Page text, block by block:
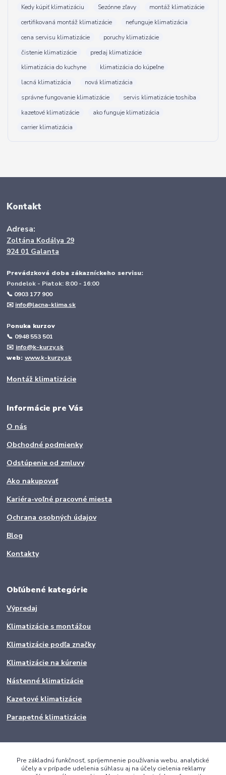
Kedy kúpiť klimatizáciu
Sezónne zľavy
montáž klimatizácie
certifikovaná montáž klimatizácie
nefunguje klimatizácia
cena servisu klimatizácie
poruchy klimatizácie
čistenie klimatizácie
predaj klimatizácie
klimatizácia do kuchyne
klimatizácia do kúpeľne
lacná klimatizácia
nová klimatizácia
správne fungovanie klimatizácie
servis klimatizácie toshiba
kazetové klimatizácie
ako funguje klimatizácia
carrier klimatizácia
Kontakt
Adresa:
Zoltána Kodálya 29
924 01 Galanta
Prevádzková doba zákazníckeho servisu:
Pondelok - Piatok: 8:00 - 16:00
📞 0903 177 900
✉️ info@lacna-klima.sk
Ponuka kurzov
📞 0948 553 501
✉️ info@k-kurzy.sk
web:www.k-kurzy.sk
Montáž klimatizácie
Informácie pre Vás
O nás
Obchodné podmienky
Odstúpenie od zmluvy
Ako nakupovať
Kariéra-voľné pracovné miesta
Ochrana osobných údajov
Blog
Kontakty
Obľúbené kategórie
Výpredaj
Klimatizácie s montážou
Klimatizácie podľa značky
Klimatizácie na kúrenie
Nástenné klimatizácie
Kazetové klimatizácie
Parapetné klimatizácie
Pre základnú funkčnosť, spríjemnenie používania webu, analytické
účely a v prípade udelenia súhlasu aj na účely cielenia reklamy